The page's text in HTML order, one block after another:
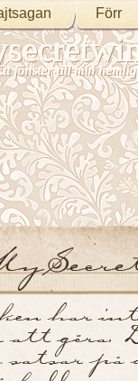
Förr
fönster till min